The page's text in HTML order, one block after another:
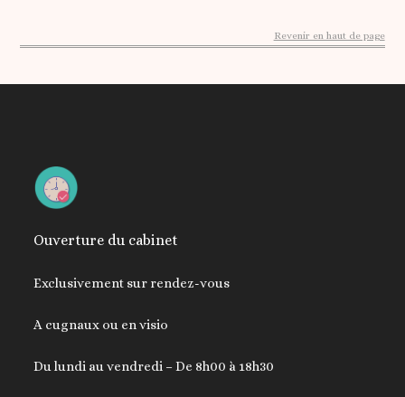
Revenir en haut de page
Ouverture du cabinet
Exclusivement sur rendez-vous
A cugnaux ou en visio
Du lundi au vendredi – De 8h00 à 18h30